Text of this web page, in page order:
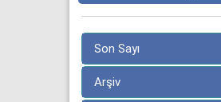
Son Sayı
Arşiv